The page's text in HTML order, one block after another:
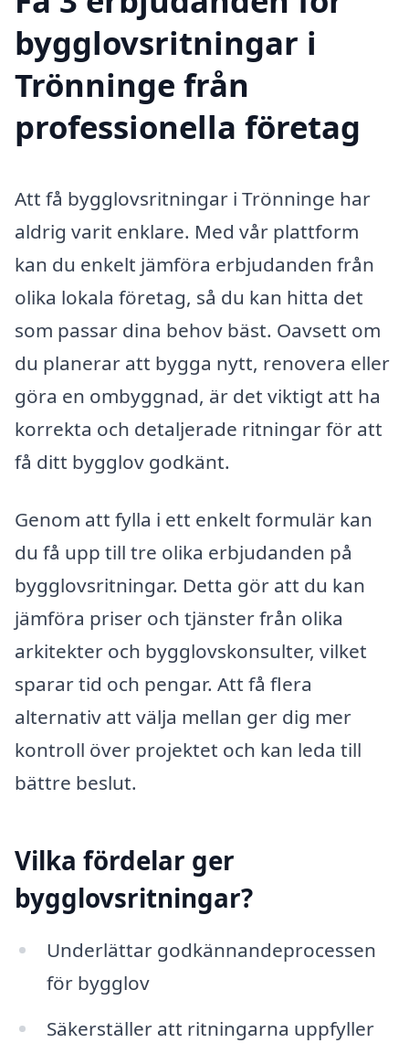
bygglovsritningar i
Trönninge från
professionella företag
Att få bygglovsritningar i Trönninge har
aldrig varit enklare. Med vår plattform
kan du enkelt jämföra erbjudanden från
olika lokala företag, så du kan hitta det
som passar dina behov bäst. Oavsett om
du planerar att bygga nytt, renovera eller
göra en ombyggnad, är det viktigt att ha
korrekta och detaljerade ritningar för att
få ditt bygglov godkänt.
Genom att fylla i ett enkelt formulär kan
du få upp till tre olika erbjudanden på
bygglovsritningar. Detta gör att du kan
jämföra priser och tjänster från olika
arkitekter och bygglovskonsulter, vilket
sparar tid och pengar. Att få flera
alternativ att välja mellan ger dig mer
kontroll över projektet och kan leda till
bättre beslut.
Vilka fördelar ger
bygglovsritningar?
Underlättar godkännandeprocessen
för bygglov
Säkerställer att ritningarna uppfyller